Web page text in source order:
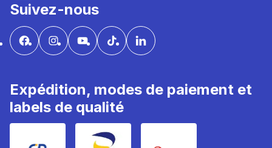
Suivez-nous
Expédition, modes de paiement et
labels de qualité